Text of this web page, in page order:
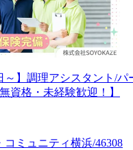
～】調理アシスタント/パ
資格・未経験歓迎！】
コミュニティ横浜/46308